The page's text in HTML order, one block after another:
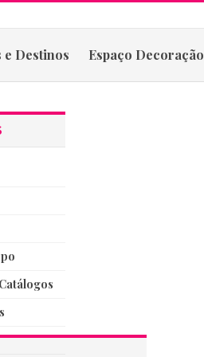
e Destinos Espaço Decoração